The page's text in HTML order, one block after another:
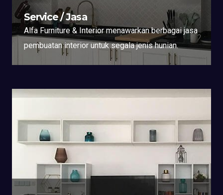
Service / Jasa
Alfa Furniture & Interior menawarkan berbagai jasa
pembuatan interior untuk segala jenis hunian.